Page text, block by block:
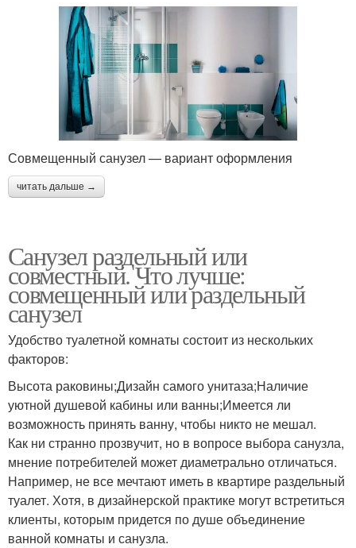
Совмещенный санузел — вариант оформления
читать дальше →
Санузел раздельный или
совместный. Что лучше:
совмещенный или раздельный
санузел
Удобство туалетной комнаты состоит из нескольких
факторов:
Высота раковины;Дизайн самого унитаза;Наличие
уютной душевой кабины или ванны;Имеется ли
возможность принять ванну, чтобы никто не мешал.
Как ни странно прозвучит, но в вопросе выбора санузла,
мнение потребителей может диаметрально отличаться.
Например, не все мечтают иметь в квартире раздельный
туалет. Хотя, в дизайнерской практике могут встретиться
клиенты, которым придется по душе объединение
ванной комнаты и санузла.